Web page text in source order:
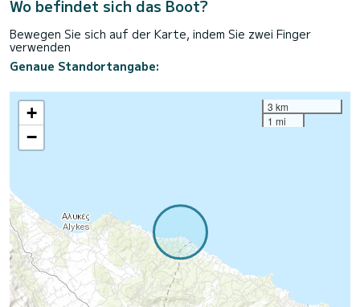
Wo befindet sich das Boot?
Bewegen Sie sich auf der Karte, indem Sie zwei Finger
verwenden
Genaue Standortangabe:
+
−
3 km
1 mi